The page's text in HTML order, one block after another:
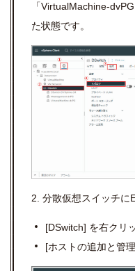
「VirtualMachine-dvPG
た状態です。
2. 分散仮想スイッチに
[DSwitch] を右クリ
[ホストの追加と管理